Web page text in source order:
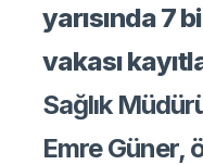
yarısında 7
vakası
Sağlık
Emre Güner,